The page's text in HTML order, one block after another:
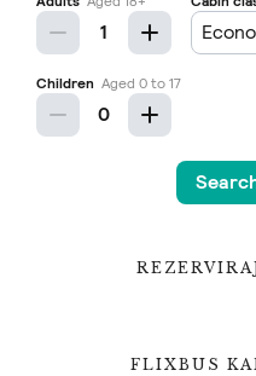
FLIXBUS